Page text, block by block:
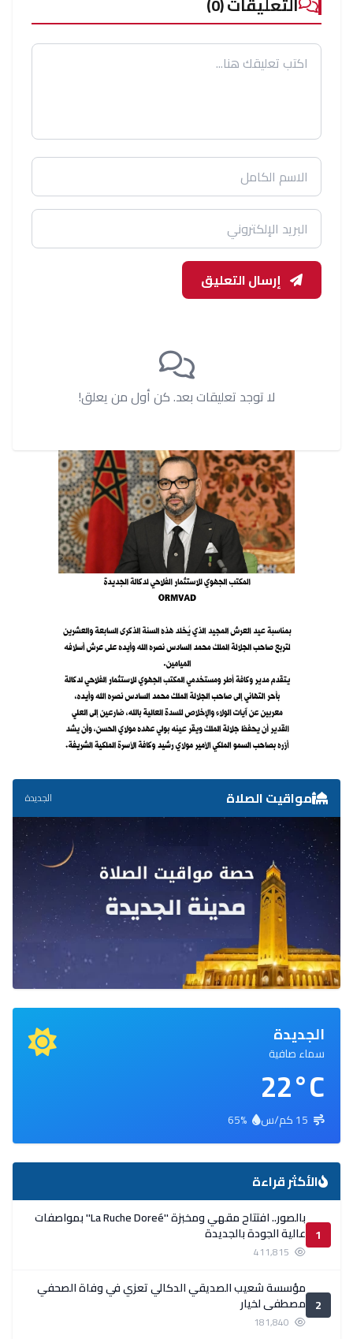
إرسال التعليق
لا توجد تعليقات بعد. كن أول من يعلق!
مواقيت الصلاة الجديدة
الجديدة
سماء صافية
22°C
الأكثر قراءة
1
بالصور.. افتتاح مقهي ومخبزة ''La Ruche Doreé'' بمواصفات
عالية الجودة بالجديدة
2
مؤسسة شعيب الصديقي الدكالي تعزي في وفاة الصحفي
مصطفى لخيار